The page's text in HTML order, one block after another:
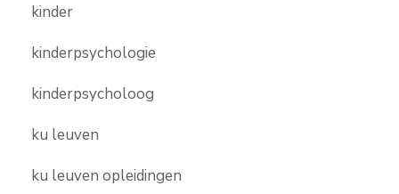
kinder
kinderpsychologie
kinderpsycholoog
ku leuven
ku leuven opleidingen